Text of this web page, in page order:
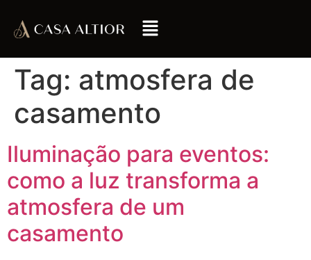
Tag: atmosfera de
casamento
Iluminação para eventos:
como a luz transforma a
atmosfera de um
casamento